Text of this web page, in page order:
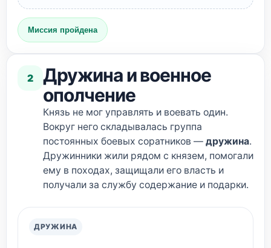
Миссия пройдена
2
Дружина и военное
ополчение
Князь не мог управлять и воевать один.
Вокруг него складывалась группа
постоянных боевых соратников — дружина.
Дружинники жили рядом с князем, помогали
ему в походах, защищали его власть и
получали за службу содержание и подарки.
ДРУЖИНА